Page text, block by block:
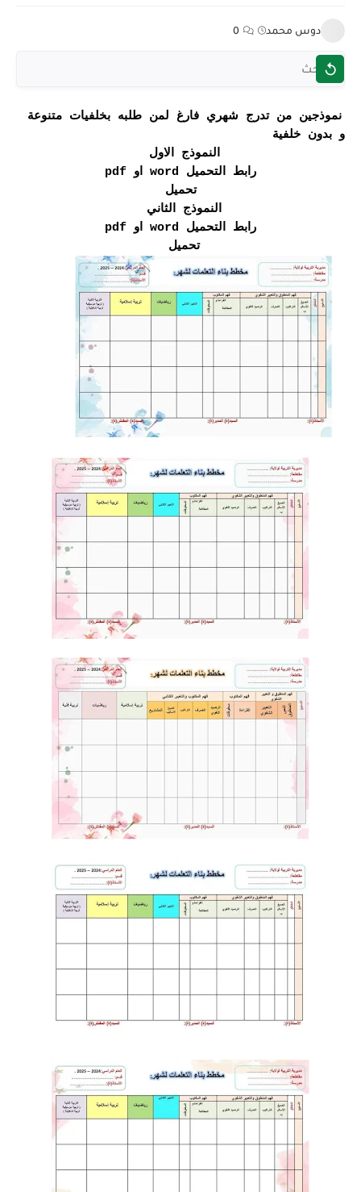
دوس محمد 0
نموذجين من تدرج شهري فارغ لمن طلبه بخلفيات متنوعة
و بدون خلفية
النموذج الاول
رابط التحميل word او pdf
تحميل
النموذج الثاني
رابط التحميل word او pdf
تحميل